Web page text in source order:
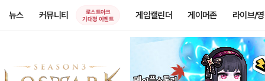
뉴스 커뮤니티
로스트아크
기대평 이벤트
게임캘린더 게이머존 라이브/